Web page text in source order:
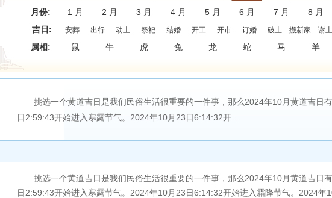
月份:
1 月 2 月 3 月 4 月 5 月 6 月 7 月 8 月
吉日:
安葬 出行 动土 祭祀 结婚 开工 开市 订婚 破土 搬新家 谢土
属相: 鼠 牛 虎 兔 龙 蛇 马 羊
挑选一个黄道吉日是我们民俗生活很重要的一件事，那么2024年10月黄道吉日
日2:59:43开始进入寒露节气。2024年10月23日6:14:32开...
挑选一个黄道吉日是我们民俗生活很重要的一件事，那么2024年10月黄道吉日
日2:59:43开始进入寒露节气。2024年10月23日6:14:32开始进入霜降节气。2024